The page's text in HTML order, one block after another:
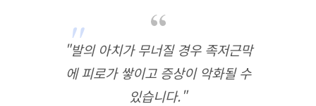
"발의 아치가 무너질 경우 족저근막
에 피로가 쌓이고 증상이 악화될 수
있습니다."